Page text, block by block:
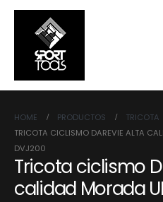
HOME PRODUCTOS
TRICOTA
TRICOTA CICLISMO DAREVIE ALTA
DVJ200
Tricota ciclismo
calidad Morada